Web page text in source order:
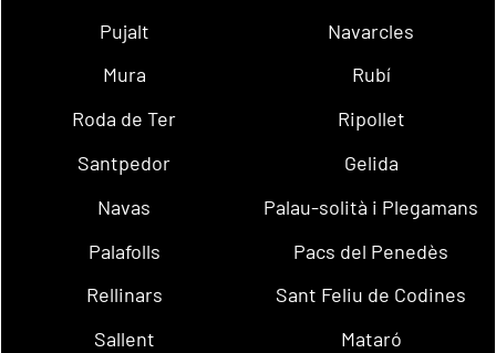
Pujalt
Navarcles
Mura
Rubí
Roda de Ter
Ripollet
Santpedor
Gelida
Navas
Palau-solità i Plegamans
Palafolls
Pacs del Penedès
Rellinars
Sant Feliu de Codines
Sallent
Mataró